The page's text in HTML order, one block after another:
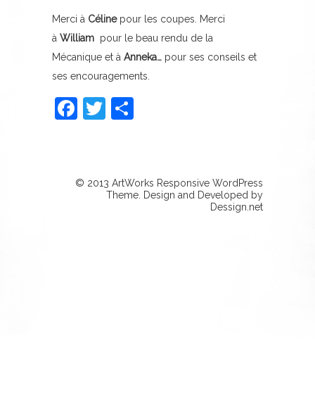
Merci à Célinepour les coupes. Merci
à William pour le beau rendu de la
Mécanique et à Anneka… pour ses conseils et
ses encouragements.
Facebook
Twitter
© 2013 ArtWorks Responsive WordPress
Theme. Design and Developed by
Dessign.net